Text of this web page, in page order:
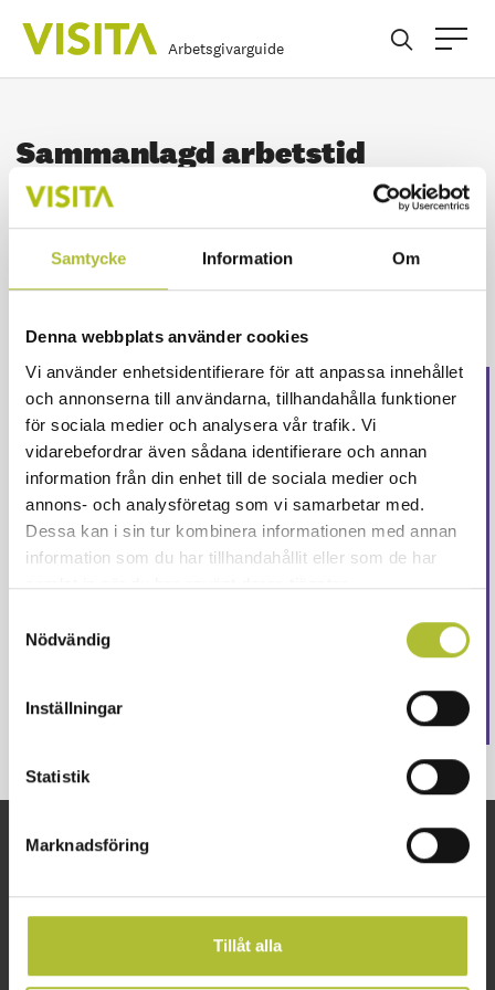
Samtycke Information Om
Denna webbplats använder cookies
Vi använder enhetsidentifierare för att anpassa innehållet
och annonserna till användarna, tillhandahålla funktioner
för sociala medier och analysera vår trafik. Vi
vidarebefordrar även sådana identifierare och annan
information från din enhet till de sociala medier och
annons- och analysföretag som vi samarbetar med.
Dessa kan i sin tur kombinera informationen med annan
information som du har tillhandahållit eller som de har
samlat in när du har använt deras tjänster.
Nödvändig
Inställningar
Statistik
Marknadsföring
Tillåt alla
Arbetsgivarguide
Sammanlagd arbetstid
Den sammanlagda arbetstiden får uppgå till i
sjudagarsperiod under en beräkningsperiod
Detta innehåll är endast
för våra medlemmar
Logga in för att fortsätta läsa. Inte medlem än?
Ansök här
Arbetsgivarguiden
Kontakta oss
Lediga tjänster